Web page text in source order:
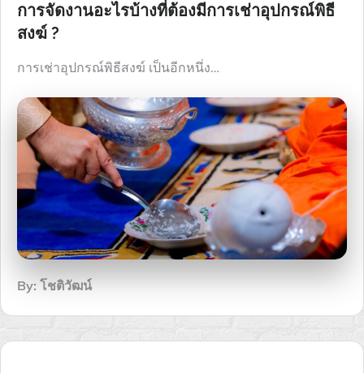
การจัดงานอะไรบ้างที่ต้องมีการเช่าอุปกรณ์พิธี
สงฆ์ ?
การเช่าอุปกรณ์พิธีสงฆ์ เป็นอีกหนึ่ง…
By: โชติวัฒน์